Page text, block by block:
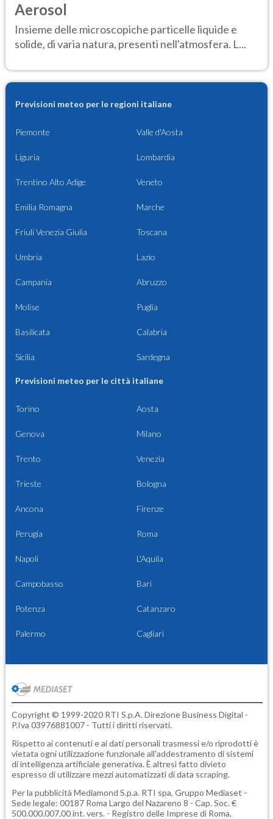
Aerosol
Insieme delle microscopiche particelle liquide e
solide, di varia natura, presenti nell'atmosfera. L...
Previsioni meteo per le regioni italiane
Piemonte Valle d'Aosta
Liguria Lombardia
Trentino Alto Adige Veneto
Emilia Romagna Marche
Friuli Venezia Giulia Toscana
Umbria Lazio
Campania Abruzzo
Molise Puglia
Basilicata Calabria
Sicilia Sardegna
Previsioni meteo per le città italiane
Torino Aosta
Genova Milano
Trento Venezia
Trieste Bologna
Ancona Firenze
Perugia Roma
Napoli L'Aquila
Campobasso Bari
Potenza Catanzaro
Palermo Cagliari
Copyright © 1999-2020 RTI S.p.A. Direzione Business Digital -
P.Iva 03976881007 - Tutti i diritti riservati.
Rispetto ai contenuti e ai dati personali trasmessi e/o riprodotti è
vietata ogni utilizzazione funzionale all'addestramento di sistemi
di intelligenza artificiale generativa. È altresì fatto divieto
espresso di utilizzare mezzi automatizzati di data scraping.
Per la pubblicità Mediamond S.p.a. RTI spa, Gruppo Mediaset -
Sede legale: 00187 Roma Largo del Nazareno 8 - Cap. Soc. €
500.000.007,00 int. vers. - Registro delle Imprese di Roma,